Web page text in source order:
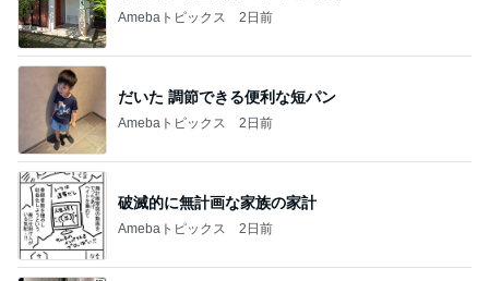
Amebaトピックス 2日前
だいた 調節できる便利な短パン
Amebaトピックス 2日前
破滅的に無計画な家族の家計
Amebaトピックス 2日前